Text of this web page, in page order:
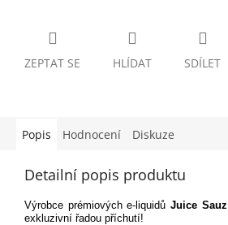
ZEPTAT SE HLÍDAT SDÍLET
Popis Hodnocení Diskuze
Detailní popis produktu
Výrobce prémiových e-liquidů Juice Sauz
exkluzivní řadou příchutí!